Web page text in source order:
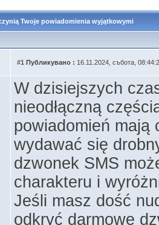
Twoje powiadomienia wyjątkowymi
#1 Публикувано : 16.11.2024, събота,
W dzisiejszych
nieodłączną
powiadomień mają
wydawać się
dzwonek SMS
charakteru i
Jeśli masz dość
odkryć darmowe